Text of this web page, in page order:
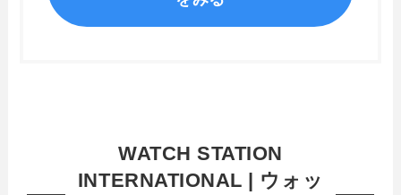
WATCH STATION
INTERNATIONAL | ウォッ